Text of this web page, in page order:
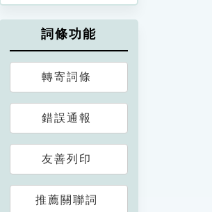
詞條功能
轉寄詞條
錯誤通報
友善列印
推薦關聯詞